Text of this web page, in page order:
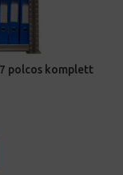
7 polcos komplett